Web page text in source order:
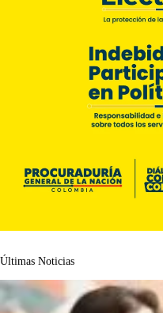
Últimas Noticias